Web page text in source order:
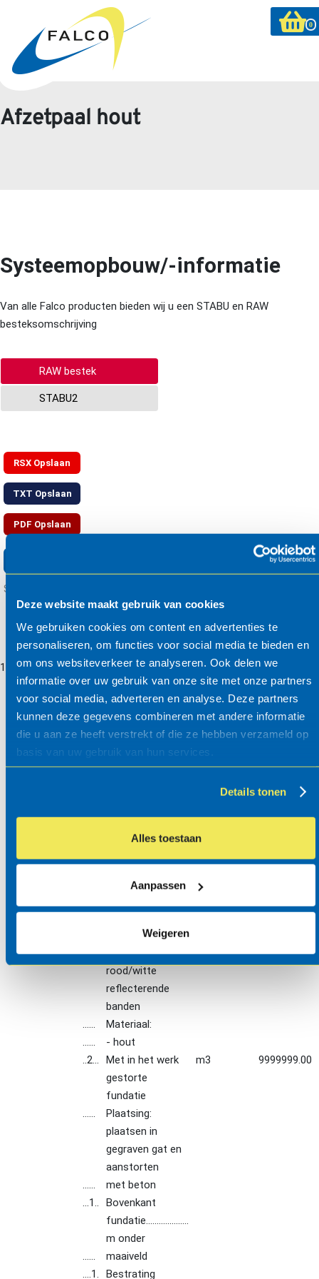
Deze website maakt gebruik van cookies
We gebruiken cookies om content en advertenties te
personaliseren, om functies voor social media te bieden en
om ons websiteverkeer te analyseren. Ook delen we
informatie over uw gebruik van onze site met onze partners
voor social media, adverteren en analyse. Deze partners
kunnen deze gegevens combineren met andere informatie
die u aan ze heeft verstrekt of die ze hebben verzameld op
basis van uw gebruik van hun services.
Details tonen
Alles toestaan
Aanpassen
Weigeren
Afzetpaal hout
Systeemopbouw/-informatie
Van alle Falco producten bieden wij u een STABU en RAW
besteksomschrijving
RAW bestek
STABU2
RSX Opslaan
TXT Opslaan
PDF Opslaan
Systematiek: RAW2020
101010 722016 ...... Aanbrengen paal st 1.00 V
......
Aanbrengen paal.
......
Situering: ..... .
......
Volgens
tekeningnr.(s): .....
afzetpaal, vast
......
Profiel (lxb):
145x145 mm
- diamantkop
......
- twee
rood/witte
reflecterende
banden
......
Materiaal:
......
- hout
..2...
Met in het werk
gestorte
fundatie
m3 9999999.00
......
Plaatsing:
plaatsen in
gegraven gat en
aanstorten
......
met beton
...1..
Bovenkant
fundatie....................
m onder
......
maaiveld
....1.
Bestrating
0